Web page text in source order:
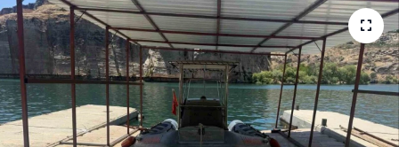
Asayiş
Resmi İlan